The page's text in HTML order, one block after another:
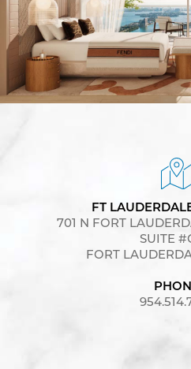
FT
701 N FORT
SUITE
FORT